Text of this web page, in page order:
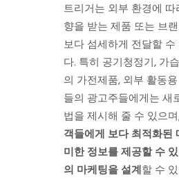
트리거는 외부 환경에
향을 받는 제품 또는 브
보다 섬세하게 전달할
다. 특히 공기청정기, 가
의 가전제품, 외부 활동
들의 광고주들에게는 새
법을 제시해 줄 수 있으
객들에게 보다 최적화된
미한정보를 제공할 수
의 마케팅을 설계할 수